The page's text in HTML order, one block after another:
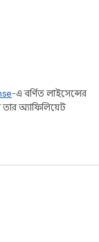
-এ বর্ণিত লাইসেন্সের
অ্যাফিলিয়েট